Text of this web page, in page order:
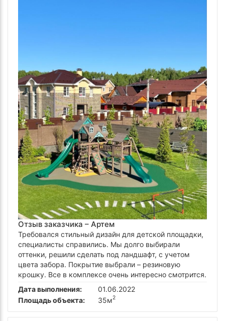
Отзыв заказчика – Артем
Требовался стильный дизайн для детской площадки,
специалисты справились. Мы долго выбирали
оттенки, решили сделать под ландшафт, с учетом
цвета забора. Покрытие выбрали – резиновую
крошку. Все в комплексе очень интересно смотрится.
Дата выполнения:
01.06.2022
Площадь объекта:
35м2